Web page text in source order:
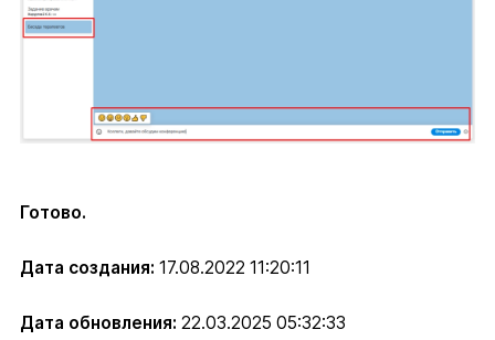
Готово.
Дата создания: 17.08.2022 11:20:11
Дата обновления: 22.03.2025 05:32:33